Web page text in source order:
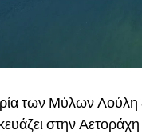
των Μύλων Λούλη
στην